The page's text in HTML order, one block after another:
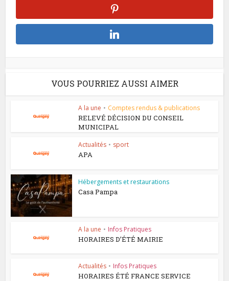
VOUS POURRIEZ AUSSI AIMER
A la une • Comptes rendus & publications
RELEVÉ DÉCISION DU CONSEIL
MUNICIPAL
Actualités • sport
APA
Hébergements et restaurations
Casa Pampa
A la une • Infos Pratiques
HORAIRES D’ÉTÉ MAIRIE
Actualités • Infos Pratiques
HORAIRES ÉTÉ FRANCE SERVICE